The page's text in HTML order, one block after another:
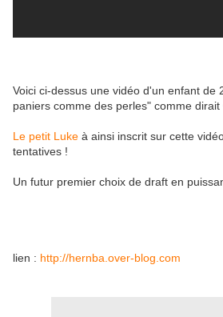
Voici ci-dessus une vidéo d'un enfant de
paniers comme des perles" comme dirait
Le petit Luke à ainsi inscrit sur cette
tentatives !
Un futur premier choix de draft en
lien : http://hernba.over-blog.com